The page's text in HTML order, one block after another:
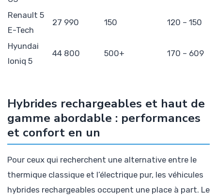
Renault 5
E-Tech
27 990 150 120 – 150
Hyundai
Ioniq 5
44 800 500+ 170 – 609
Hybrides rechargeables et haut de
gamme abordable : performances
et confort en un
Pour ceux qui recherchent une alternative entre le
thermique classique et l’électrique pur, les véhicules
hybrides rechargeables occupent une place à part. Le